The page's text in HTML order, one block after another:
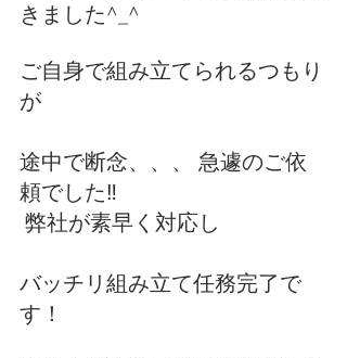
きました^_^
ご自身で組み立てられるつもり
が
途中で断念、、、 急遽のご依
頼でした‼️
弊社が素早く対応し
バッチリ組み立て任務完了で
す！